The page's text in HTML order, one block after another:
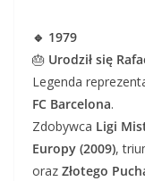
🔹 1979
🎂 Urodził się
Legenda
FC Barcelona.
Zdobywca Ligi
Europy (2009),
oraz Złotego